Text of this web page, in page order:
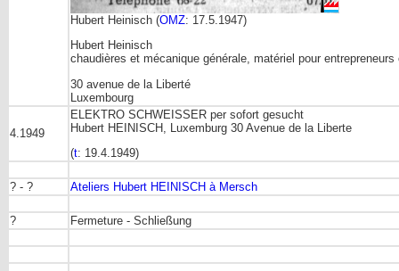
Hubert Heinisch (OMZ: 17.5.1947)
Hubert Heinisch
chaudières et mécanique générale, matériel pour entrepreneurs
30 avenue de la Liberté
Luxembourg
4.1949
ELEKTRO SCHWEISSER per sofort gesucht
Hubert HEINISCH, Luxemburg 30 Avenue de la Liberte
(t: 19.4.1949)
? - ? Ateliers Hubert HEINISCH à Mersch
? Fermeture - Schließung